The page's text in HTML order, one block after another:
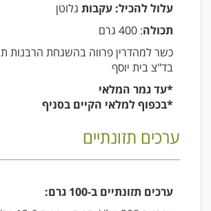
עלול להכיל: עקבות גלוטן
תכולה: 400 גרם
כשר למהדרין פרווה בהשגחת הרבנות
בד"צ בית יוסף
*עד גמר המלאי
*בכפוף למלאי הקיים בסניף
ערכים תזונתיים
ערכים תזונתיים ב-100 גרם: